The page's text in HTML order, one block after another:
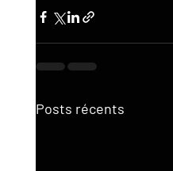
Posts récents